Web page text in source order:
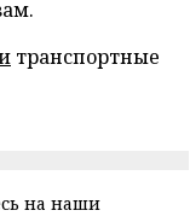
транспортные
на наши